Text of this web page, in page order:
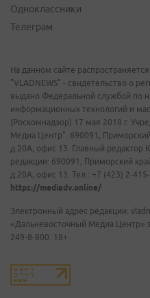
Одноклассники
Телеграм
На данном сайте
"VLADNEWS" - свидетельство о
выдано Федеральной службой по
информационных технологий и
(Роскомнадзор) 17 мая 2018 г.
Медиа Центр". 690091,
д.20А, офис 13. Главный
редакции: 690091, Приморский
д.20А, офис 13. Тел.: +7 (423) 2-415-
https://mediadv.online/
Электронный адрес редакции:
«Дальневосточный Медиа Центр»
249-8-800. 18+